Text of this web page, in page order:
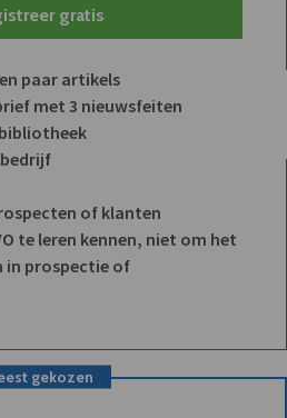
gratis
paar artikels
met 3 nieuwsfeiten
of klanten
te leren kennen, niet om het
in prospectie of
gekozen